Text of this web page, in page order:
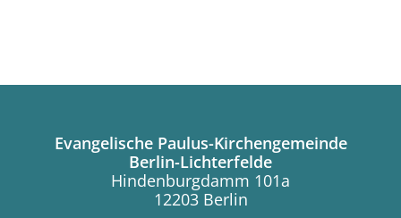
Evangelische Paulus-Kirchengemeinde
Berlin-Lichterfelde
Hindenburgdamm 101a
12203 Berlin